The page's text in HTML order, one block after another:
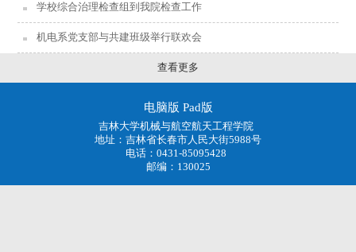
学校综合治理检查组到我院检查工作
机电系党支部与共建班级举行联欢会
查看更多
电脑版 Pad版
吉林大学机械与航空航天工程学院
地址：吉林省长春市人民大街5988号
电话：0431-85095428
邮编：130025